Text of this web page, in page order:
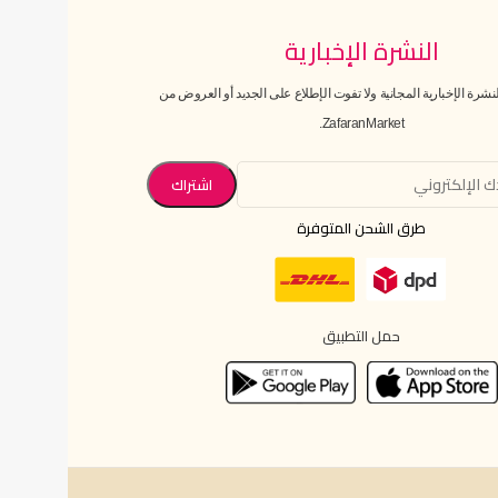
النشرة الإخبارية
الإخبارية المجانية ولا تفوت الإطلاع على الجديد أو العروض من
ZafaranMarket.
طرق الشحن المتوفرة
حمل التطبيق